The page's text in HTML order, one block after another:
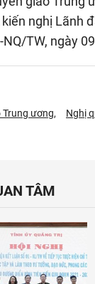
nghị Lãnh
TW, ngày
Trung ương Nghị
TÂM